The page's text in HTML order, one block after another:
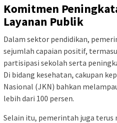
Komitmen
Layanan Publik
Dalam sektor pendidikan,
sejumlah capaian positif,
partisipasi sekolah serta
Di bidang kesehatan, cakupan
Nasional (JKN) bahkan
lebih dari 100 persen.
Selain itu, pemerintah juga